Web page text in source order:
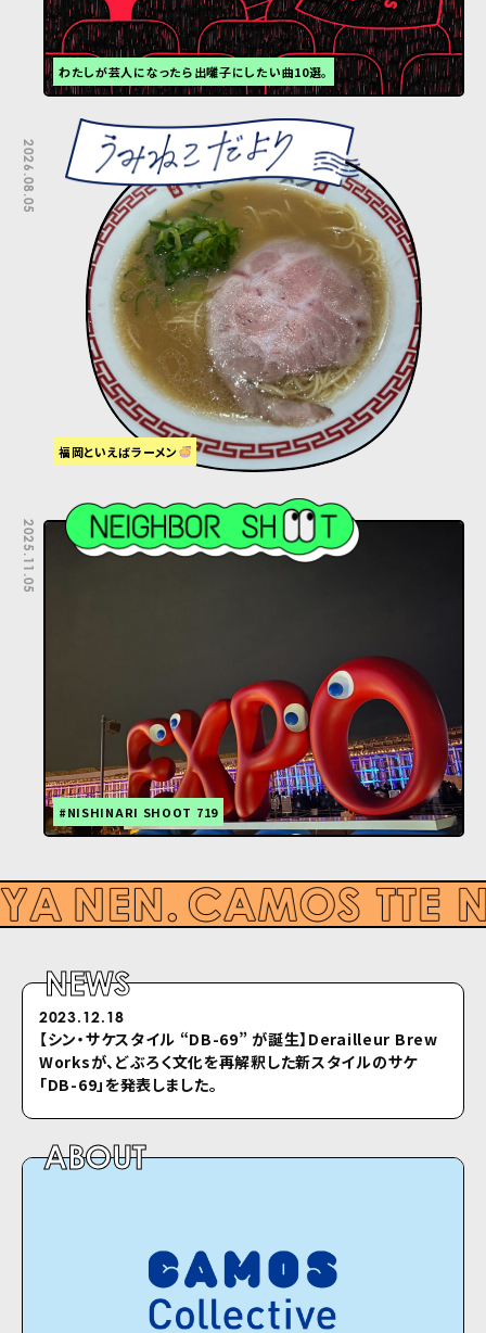
わたしが芸人になったら出囃子にしたい曲10選。
2026.08.05
福岡といえばラーメン
2025.11.05
#NISHINARI SHOOT 719
NEWS
2023.12.18
【シン・サケスタイル “DB-69” が誕⽣】Derailleur Brew
Worksが、どぶろく⽂化を再解釈した新スタイルのサケ
「DB-69」を発表しました。
2022.04.26
シクロのホームページをリニューアルしました
ABOUT